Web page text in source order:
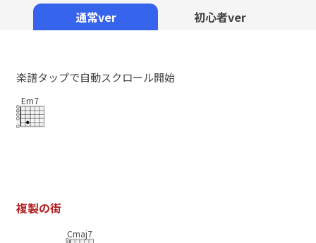
通常ver 初心者ver
楽譜タップで自動スクロール開始
Em7
複製の街
Cmaj7